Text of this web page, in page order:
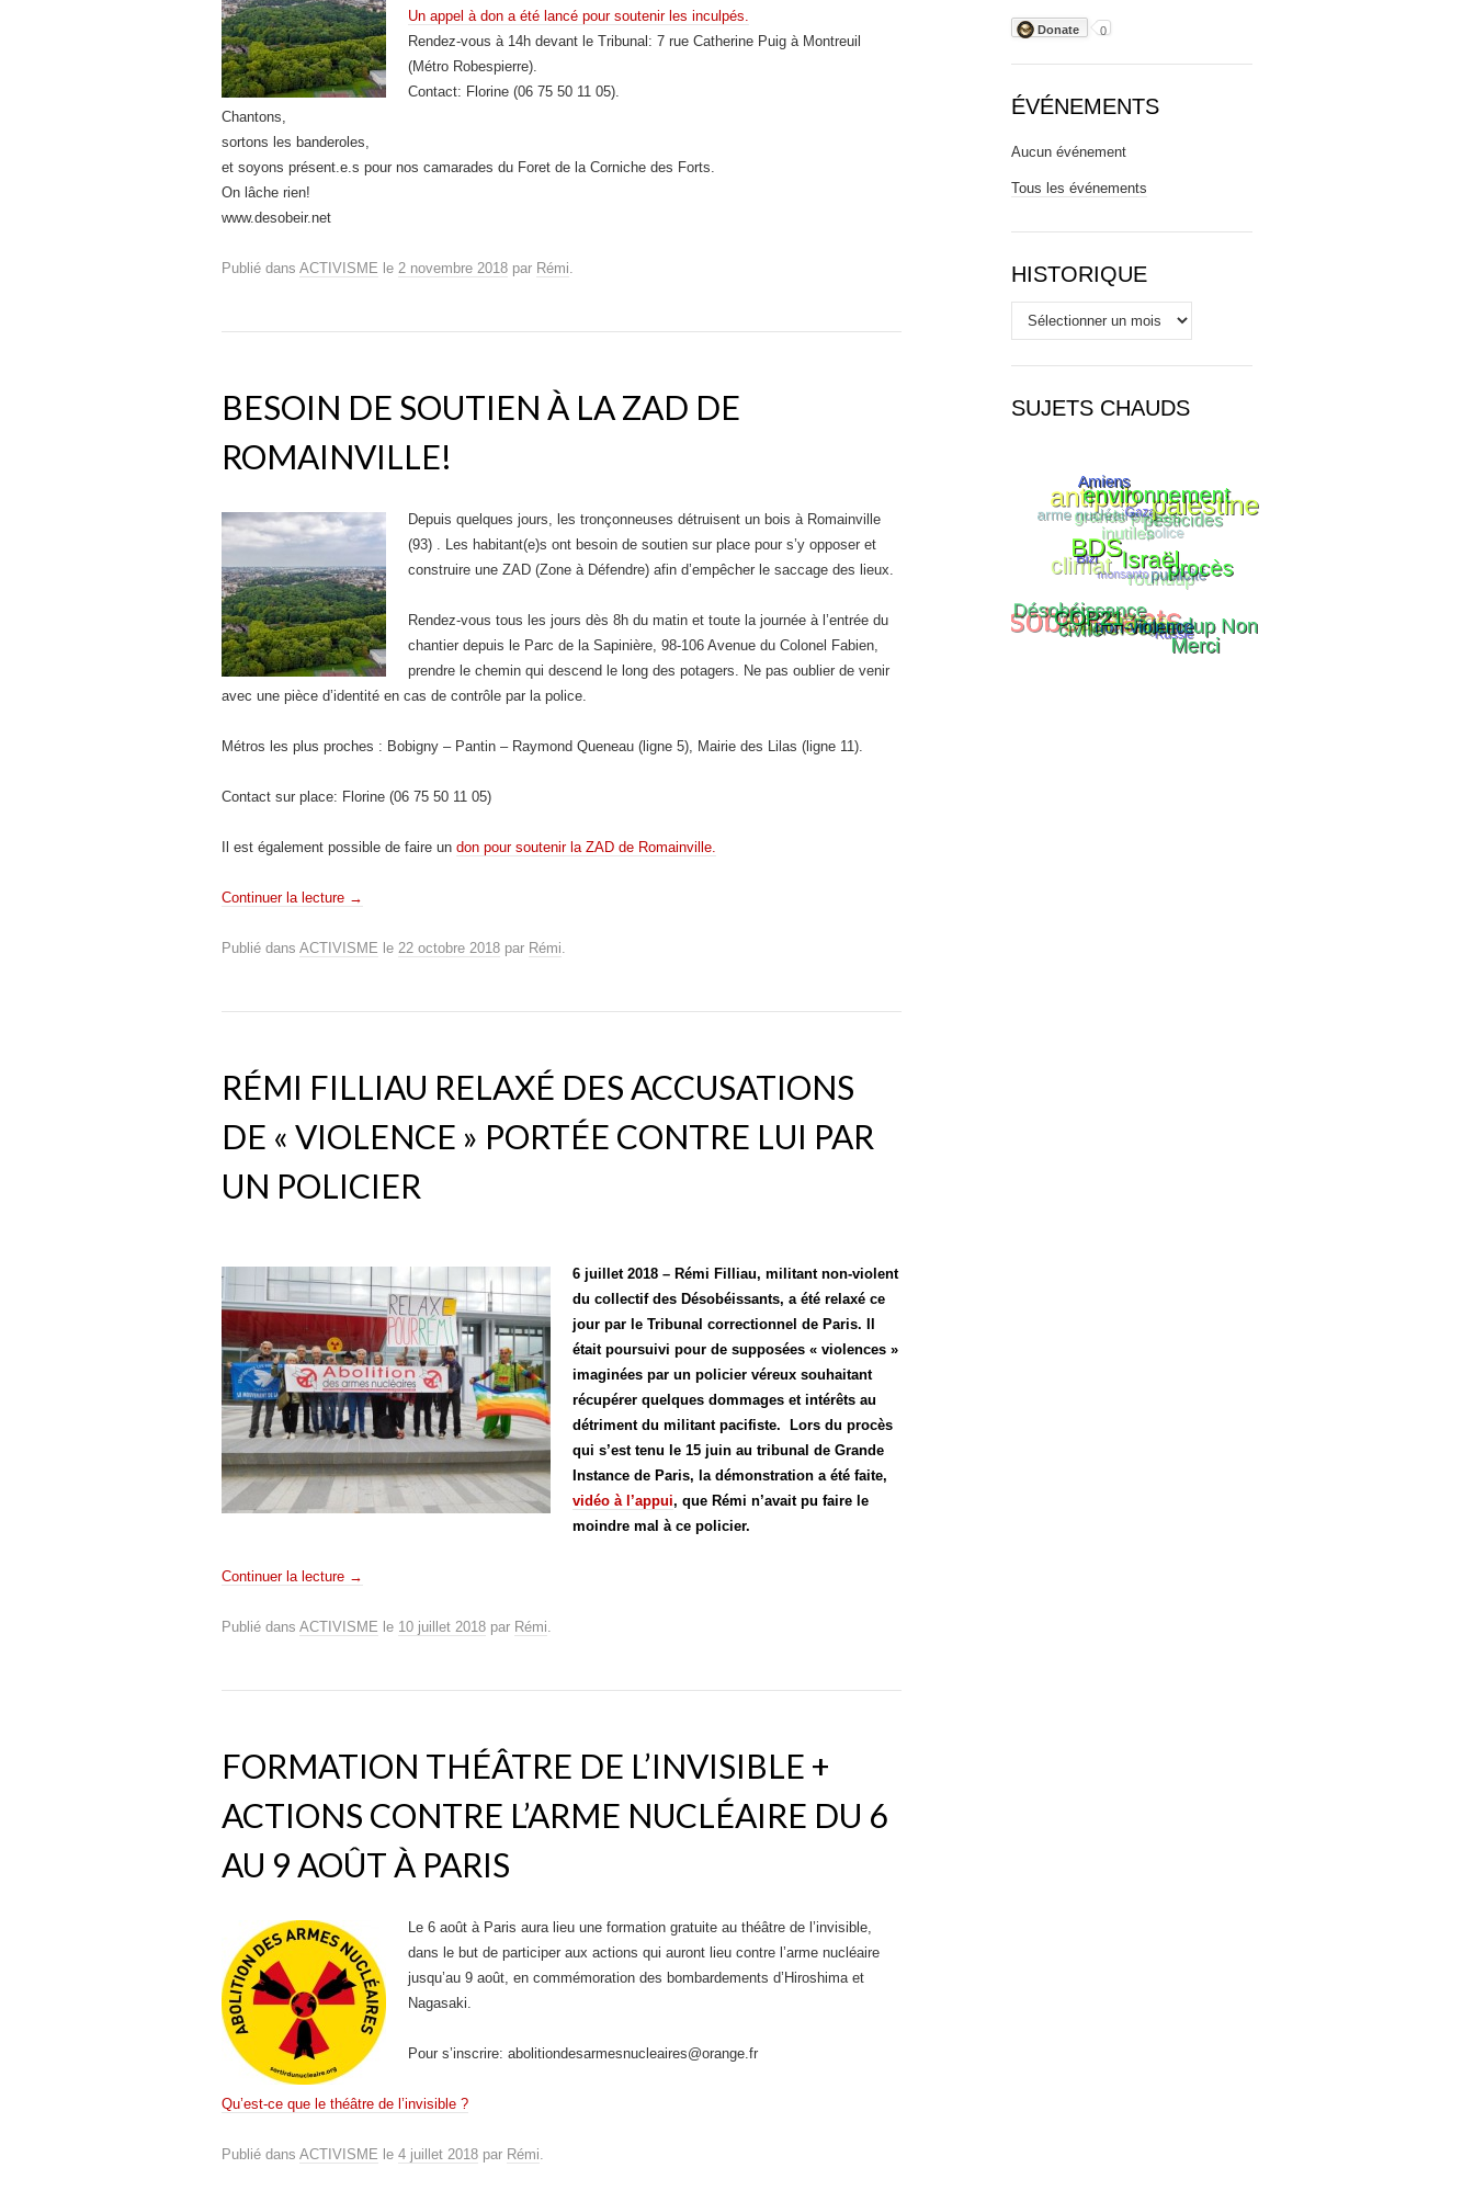
Un appel à don a été lancé pour soutenir les inculpés.
Rendez-vous à 14h devant le Tribunal: 7 rue Catherine Puig à Montreuil
(Métro Robespierre).
Contact: Florine (06 75 50 11 05).
Chantons,
sortons les banderoles,
et soyons présent.e.s pour nos camarades du Foret de la Corniche des Forts.
On lâche rien!
www.desobeir.net
Publié dans ACTIVISME le 2 novembre 2018 par Rémi.
BESOIN DE SOUTIEN À LA ZAD DE
ROMAINVILLE!
Depuis quelques jours, les tronçonneuses détruisent un bois à Romainville
(93) . Les habitant(e)s ont besoin de soutien sur place pour s’y opposer et
construire une ZAD (Zone à Défendre) afin d’empêcher le saccage des lieux.
Rendez-vous tous les jours dès 8h du matin et toute la journée à l’entrée du
chantier depuis le Parc de la Sapinière, 98-106 Avenue du Colonel Fabien,
prendre le chemin qui descend le long des potagers. Ne pas oublier de venir
avec une pièce d’identité en cas de contrôle par la police.
Métros les plus proches : Bobigny – Pantin – Raymond Queneau (ligne 5), Mairie des Lilas (ligne 11).
Contact sur place: Florine (06 75 50 11 05)
Il est également possible de faire un don pour soutenir la ZAD de Romainville.
Continuer la lecture →
Publié dans ACTIVISME le 22 octobre 2018 par Rémi.
RÉMI FILLIAU RELAXÉ DES ACCUSATIONS
DE « VIOLENCE » PORTÉE CONTRE LUI PAR
UN POLICIER
6 juillet 2018 – Rémi Filliau, militant non-violent
du collectif des Désobéissants, a été relaxé ce
jour par le Tribunal correctionnel de Paris. Il
était poursuivi pour de supposées « violences »
imaginées par un policier véreux souhaitant
récupérer quelques dommages et intérêts au
détriment du militant pacifiste. Lors du procès
qui s’est tenu le 15 juin au tribunal de Grande
Instance de Paris, la démonstration a été faite,
vidéo à l’appui, que Rémi n’avait pu faire le
moindre mal à ce policier.
Continuer la lecture →
Publié dans ACTIVISME le 10 juillet 2018 par Rémi.
FORMATION THÉÂTRE DE L’INVISIBLE +
ACTIONS CONTRE L’ARME NUCLÉAIRE DU 6
AU 9 AOÛT À PARIS
Le 6 août à Paris aura lieu une formation gratuite au théâtre de l’invisible,
dans le but de participer aux actions qui auront lieu contre l’arme nucléaire
jusqu’au 9 août, en commémoration des bombardements d’Hiroshima et
Nagasaki.
Pour s’inscrire: abolitiondesarmesnucleaires@orange.fr
Qu’est-ce que le théâtre de l’invisible ?
Publié dans ACTIVISME le 4 juillet 2018 par Rémi.
Donate 0
ÉVÉNEMENTS
Aucun événement
Tous les événements
HISTORIQUE
Historique
SUJETS CHAUDS